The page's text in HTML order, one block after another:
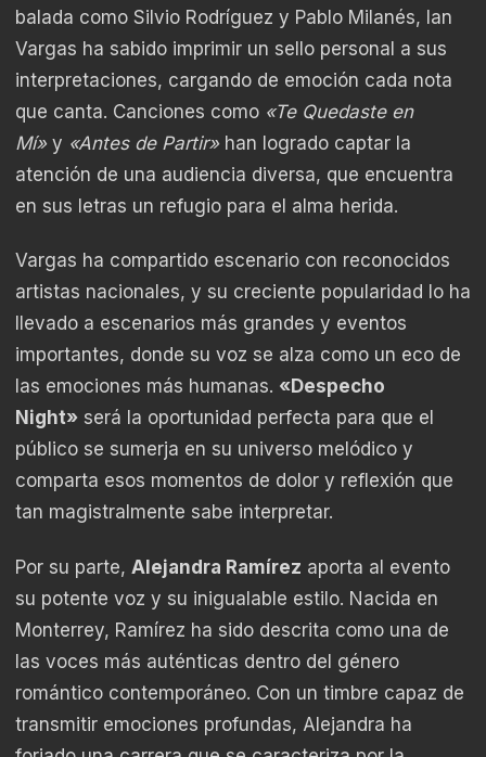
balada como Silvio Rodríguez y Pablo Milanés, Ian
Vargas ha sabido imprimir un sello personal a sus
interpretaciones, cargando de emoción cada nota
que canta. Canciones como «Te Quedaste en
Mí» y «Antes de Partir» han logrado captar la
atención de una audiencia diversa, que encuentra
en sus letras un refugio para el alma herida.
Vargas ha compartido escenario con reconocidos
artistas nacionales, y su creciente popularidad lo ha
llevado a escenarios más grandes y eventos
importantes, donde su voz se alza como un eco de
las emociones más humanas. «Despecho
Night» será la oportunidad perfecta para que el
público se sumerja en su universo melódico y
comparta esos momentos de dolor y reflexión que
tan magistralmente sabe interpretar.
Por su parte, Alejandra Ramírez aporta al evento
su potente voz y su inigualable estilo. Nacida en
Monterrey, Ramírez ha sido descrita como una de
las voces más auténticas dentro del género
romántico contemporáneo. Con un timbre capaz de
transmitir emociones profundas, Alejandra ha